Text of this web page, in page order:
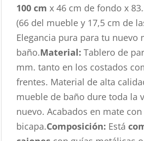
100 cm x 46 cm de fondo x
(66 del mueble y 17,5 cm de
Elegancia pura para tu nuevo
baño.Material: Tablero de
mm. tanto en los costados
frentes. Material de alta
mueble de baño dure toda la
nuevo. Acabados en mate
bicapa.Composición: Está